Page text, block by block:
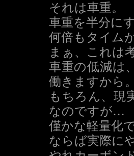
それは車重。
車重を半分に
何倍もタイム
まぁ、これは
車重の低減は
働きますから
もちろん、現
なのですが…
僅かな軽量化
ならば実際に